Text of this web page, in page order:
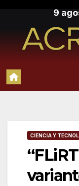
contenido
9
CIENCIA Y